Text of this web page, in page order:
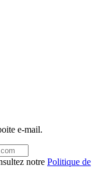
e-mail.
notre Politique de